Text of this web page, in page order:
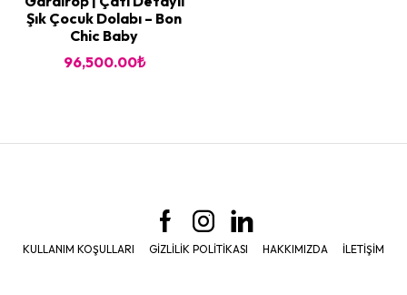
Şık Çocuk Dolabı – Bon
Chic Baby
96,500.00₺
KULLANIM KOŞULLARI GIZLILIK POLITIKASI HAKKIMIZDA İLETIŞIM